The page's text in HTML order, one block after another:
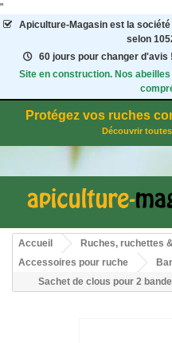
"
Apiculture-Magasinest la société
selon
60 jours pour changer d'avis !
Site en construction. Nos
Protégez vos ruches
Découvrir
Accueil
Ruches, ruchettes
Accessoires pour ruche
Sachet de clous pour 2